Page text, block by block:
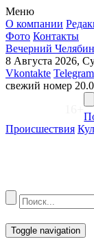
Меню
О компании
Фото Контакты
Вечерний
8 Августа 2026,
Vkontakte Telegram
свежий номер
16+
Происшествия
Toggle navigation